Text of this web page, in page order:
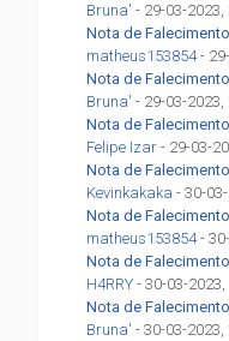
Bruna' - 29-03-2023,
Nota de
matheus153854-
Nota de
Bruna' - 29-03-2023,
Nota de
Felipe Izar - 29-03-
Nota de
Kevinkakaka - 30-
Nota de
matheus153854-
Nota de
H4RRY - 30-03-2023,
Nota de
Bruna' - 30-03-2023,